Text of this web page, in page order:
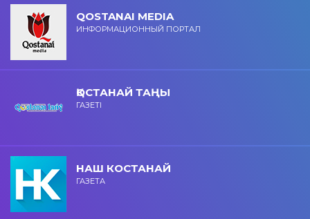
QOSTANAI MEDIA
ИНФОРМАЦИОННЫЙ ПОРТАЛ
ҚОСТАНАЙ ТАҢЫ
ГАЗЕТІ
НАШ КОСТАНАЙ
ГАЗЕТА